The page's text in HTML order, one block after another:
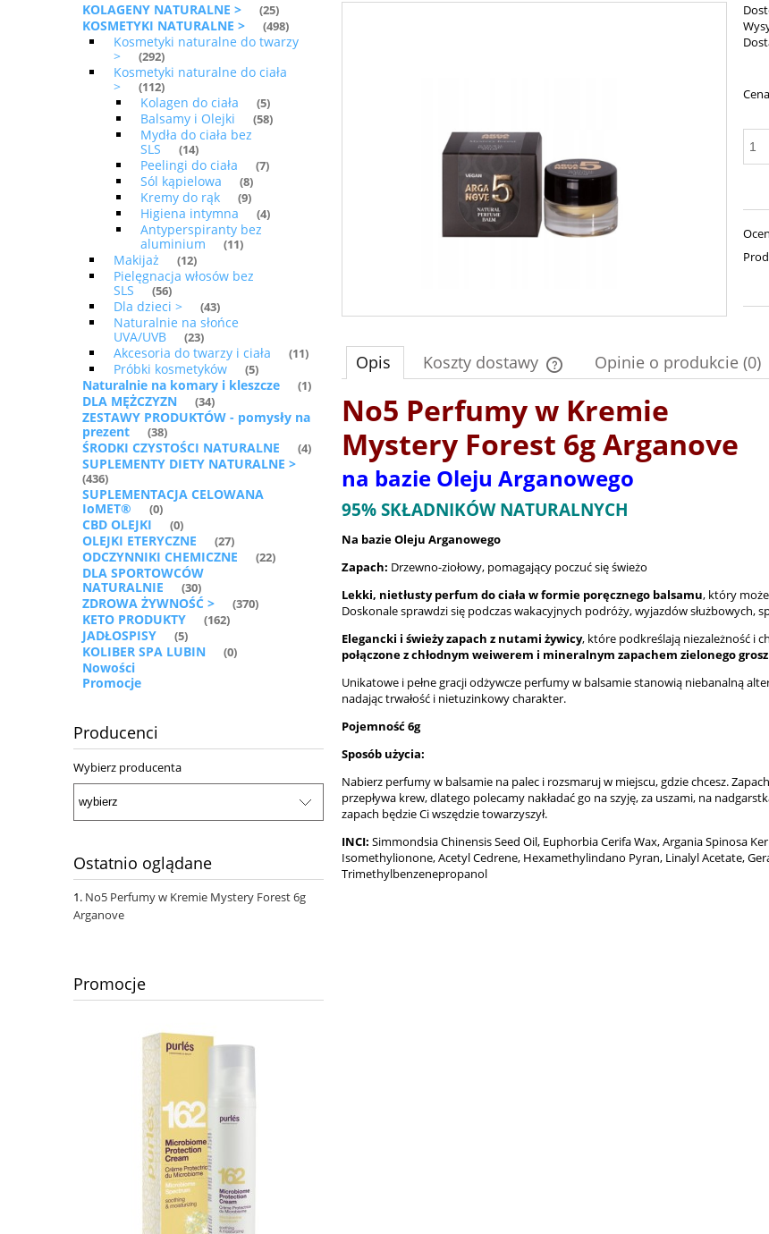
KOLAGENY NATURALNE > (25)
KOSMETYKI NATURALNE > (498)
Kosmetyki naturalne do twarzy
>
(292)
Kosmetyki naturalne do ciała
>
(112)
Kolagen do ciała (5)
Balsamy i Olejki (58)
Mydła do ciała bez
SLS
(14)
Peelingi do ciała (7)
Sól kąpielowa (8)
Kremy do rąk (9)
Higiena intymna (4)
Antyperspiranty bez
aluminium
(11)
Makijaż (12)
Pielęgnacja włosów bez
SLS
(56)
Dla dzieci > (43)
Naturalnie na słońce
UVA/UVB
(23)
Akcesoria do twarzy i ciała (11)
Próbki kosmetyków (5)
Naturalnie na komary i kleszcze (1)
DLA MĘŻCZYZN (34)
ZESTAWY PRODUKTÓW - pomysły na
prezent
(38)
ŚRODKI CZYSTOŚCI NATURALNE (4)
SUPLEMENTY DIETY NATURALNE >
(436)
SUPLEMENTACJA CELOWANA
IoMET®
(0)
CBD OLEJKI (0)
OLEJKI ETERYCZNE (27)
ODCZYNNIKI CHEMICZNE (22)
DLA SPORTOWCÓW
NATURALNIE
(30)
ZDROWA ŻYWNOŚĆ > (370)
KETO PRODUKTY (162)
JADŁOSPISY (5)
KOLIBER SPA LUBIN (0)
Nowości
Promocje
Producenci
Wybierz producenta
Ostatnio oglądane
No5 Perfumy w Kremie Mystery Forest 6g
Arganove
Promocje
Opis Koszty dostawy
Cena nie zawiera ewentualnych kosztów
Opinie o produkcie (0)
No5 Perfumy w Kremie
Mystery Forest 6gArganove
na bazie Oleju Arganowego
95% SKŁADNIKÓW NATURALNYCH
Na bazie Oleju Arganowego
Zapach: Drzewno-ziołowy, pomagający poczuć się świeżo
Lekki, nietłusty perfum do ciała w formie poręcznego balsamu, który
Doskonale sprawdzi się podczas wakacyjnych podróży, wyjazdów służbowych,
Elegancki i świeży zapach z nutami żywicy, które podkreślają niezależność i
połączone z chłodnym weiwerem i mineralnym zapachem zielonego
Unikatowe i pełne gracji odżywcze perfumy w balsamie stanowią niebanalną
nadając trwałość i nietuzinkowy charakter.
Pojemność 6g
Sposób użycia:
Nabierz perfumy w balsamie na palec i rozsmaruj w miejscu, gdzie chcesz.
przepływa krew, dlatego polecamy nakładać go na szyję, za uszami, na
zapach będzie Ci wszędzie towarzyszył.
INCI: Simmondsia Chinensis Seed Oil, Euphorbia Cerifa Wax, Argania Spinosa
Isomethylionone, Acetyl Cedrene, Hexamethylindano Pyran, Linalyl Acetate,
Trimethylbenzenepropanol